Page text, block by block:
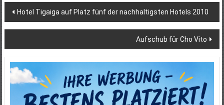
Beitragsnavigation
Hotel Tigaiga auf Platz fünf der nachhaltigsten Hotels 2010
Aufschub für Cho Vito